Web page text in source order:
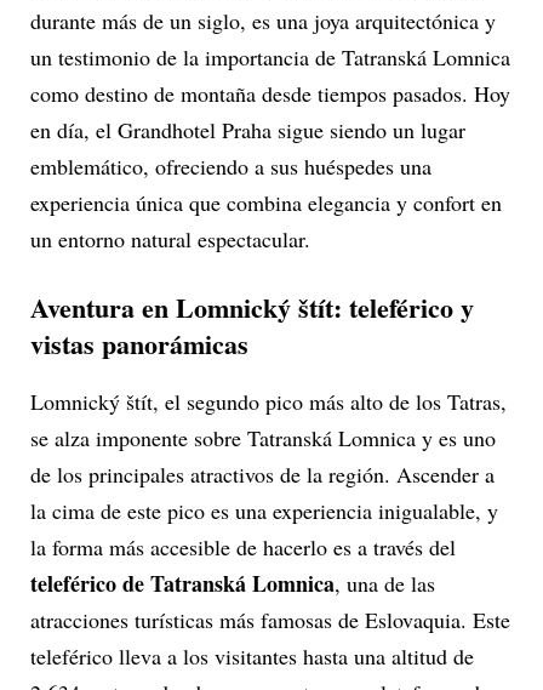
durante más de un siglo, es una joya arquitectónica y
un testimonio de la importancia de Tatranská Lomnica
como destino de montaña desde tiempos pasados. Hoy
en día, el Grandhotel Praha sigue siendo un lugar
emblemático, ofreciendo a sus huéspedes una
experiencia única que combina elegancia y confort en
un entorno natural espectacular.
Aventura en Lomnický štít: teleférico y
vistas panorámicas
Lomnický štít, el segundo pico más alto de los Tatras,
se alza imponente sobre Tatranská Lomnica y es uno
de los principales atractivos de la región. Ascender a
la cima de este pico es una experiencia inigualable, y
la forma más accesible de hacerlo es a través del
teleférico de Tatranská Lomnica, una de las
atracciones turísticas más famosas de Eslovaquia. Este
teleférico lleva a los visitantes hasta una altitud de